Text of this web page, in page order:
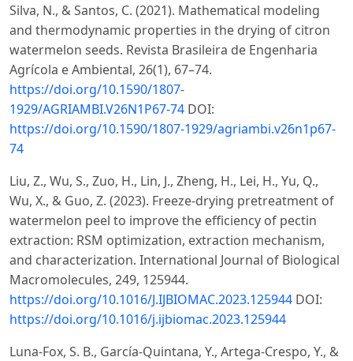
Silva, N., & Santos, C. (2021). Mathematical modeling
and thermodynamic properties in the drying of citron
watermelon seeds. Revista Brasileira de Engenharia
Agrícola e Ambiental, 26(1), 67–74.
https://doi.org/10.1590/1807-
1929/AGRIAMBI.V26N1P67-74 DOI:
https://doi.org/10.1590/1807-1929/agriambi.v26n1p67-
74
Liu, Z., Wu, S., Zuo, H., Lin, J., Zheng, H., Lei, H., Yu, Q.,
Wu, X., & Guo, Z. (2023). Freeze-drying pretreatment of
watermelon peel to improve the efficiency of pectin
extraction: RSM optimization, extraction mechanism,
and characterization. International Journal of Biological
Macromolecules, 249, 125944.
https://doi.org/10.1016/J.IJBIOMAC.2023.125944 DOI:
https://doi.org/10.1016/j.ijbiomac.2023.125944
Luna-Fox, S. B., García-Quintana, Y., Artega-Crespo, Y., &